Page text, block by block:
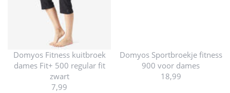
Domyos Fitness kuitbroek
dames Fit+ 500 regular fit
zwart
7,99
Domyos Sportbroekje fitness
900 voor dames
18,99